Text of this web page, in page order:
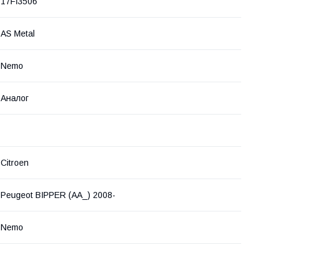
AS Metal
Nemo
Аналог
Citroen
Peugeot BIPPER (AA_) 2008-
Nemo